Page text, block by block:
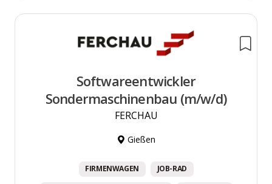
Softwareentwickler
Sondermaschinenbau (m/w/d)
FERCHAU
Gießen
FIRMENWAGEN JOB-RAD